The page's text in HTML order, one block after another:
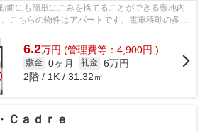
前にも簡単にごみを捨てることができる敷地内
こちらの物件はアパートです。電車移動の多い
物件です。...
6.2万円 (管理費等：4,900円 )
敷金 0ヶ月 礼金 6万円
2階 / 1K / 31.32㎡
Ｃａｄｒｅ